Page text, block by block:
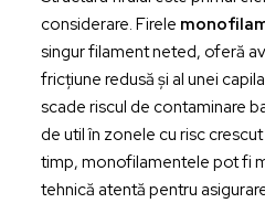
considerare. Firele
singur filament neted, oferă
fricțiune redusă și al unei
scade riscul de contaminare
de util în zonele cu risc
timp, monofilamentele pot fi
tehnică atentă pentru